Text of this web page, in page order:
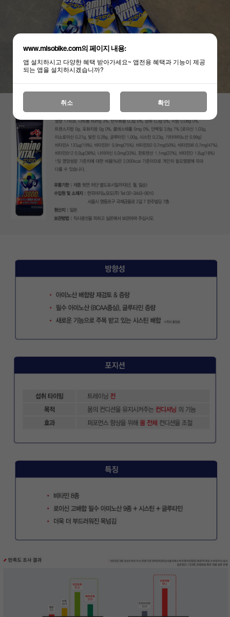
www.misobike.com의 페이지 내용:
앱 설치하시고 다양한 혜택 받아가세요~ 앱전용 혜택과 기능이 제공
되는 앱을 설치하시겠습니까?
취소 확인